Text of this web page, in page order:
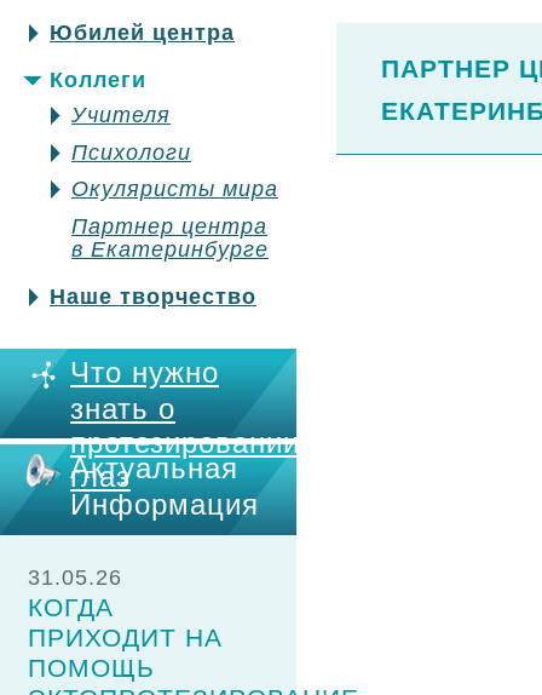
Юбилей центра
Коллеги
Учителя
Психологи
Окуляристы мира
Партнер центра
в Екатеринбурге
Наше творчество
Что нужно
знать о
протезировании
глаз
Актуальная
Информация
31.05.26
КОГДА
ПРИХОДИТ НА
ПОМОЩЬ
ПАРТНЕР